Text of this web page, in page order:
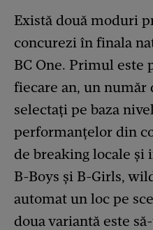
Există două moduri
concurezi în finala
BC One. Primul este
fiecare an, un număr
selectați pe baza
performanțelor din
de breaking locale și
B-Boys și B-Girls,
automat un loc pe
doua variantă este